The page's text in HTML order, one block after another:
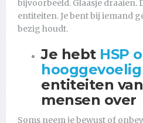
bijvoorbeeld. Glaasje draaien.
entiteiten. Je bent bij iemand
bezig houdt.
Je hebt HSP
hooggevoelig
entiteiten
mensen over
Soms neem je bewust of